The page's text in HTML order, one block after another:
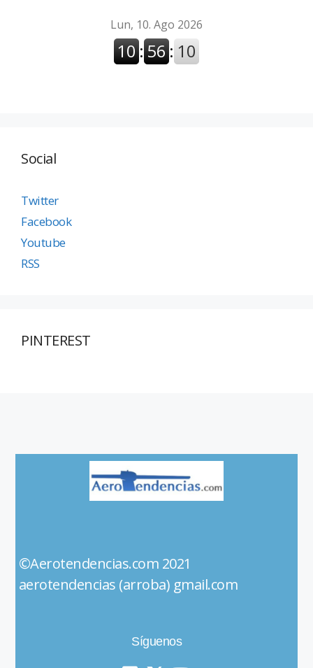
Social
Twitter
Facebook
Youtube
RSS
PINTEREST
©Aerotendencias.com 2021
aerotendencias (arroba) gmail.com
Síguenos